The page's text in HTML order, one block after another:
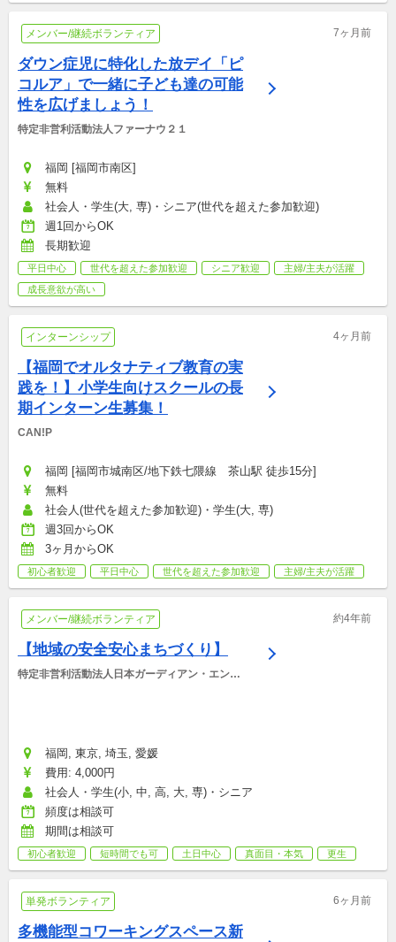
メンバー/継続ボランティア 7ヶ月前
ダウン症児に特化した放デイ「ピ
コルア」で一緒に子ども達の可能
性を広げましょう！
特定非営利活動法人ファーナウ２１
福岡 [福岡市南区]
無料
社会人・学生(大, 専)・シニア(世代を超えた参加歓迎)
週1回からOK
長期歓迎
平日中心 世代を超えた参加歓迎 シニア歓迎
主婦/主夫が活躍
成長意欲が高い
インターンシップ 4ヶ月前
【福岡でオルタナティブ教育の実
践を！】小学生向けスクールの長
期インターン生募集！
CAN!P
福岡 [福岡市城南区/地下鉄七隈線　茶山駅 徒歩15分]
無料
社会人(世代を超えた参加歓迎)・学生(大, 専)
週3回からOK
3ヶ月からOK
初心者歓迎 平日中心 世代を超えた参加歓迎 主婦/主夫が活躍
メンバー/継続ボランティア 約4年前
【地域の安全安心まちづくり】
特定非営利活動法人日本ガーディアン・エンジ
福岡, 東京, 埼玉, 愛媛
費用: 4,000円
社会人・学生(小, 中, 高, 大, 専)・シニア
頻度は相談可
期間は相談可
初心者歓迎 短時間でも可 土日中心 真面目・本気 更生
単発ボランティア 6ヶ月前
多機能型コワーキングスペース新